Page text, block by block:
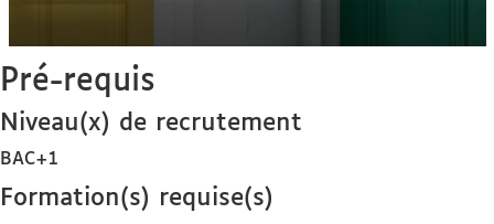
Pré-requis
Niveau(x) de recrutement
BAC+1
Formation(s) requise(s)